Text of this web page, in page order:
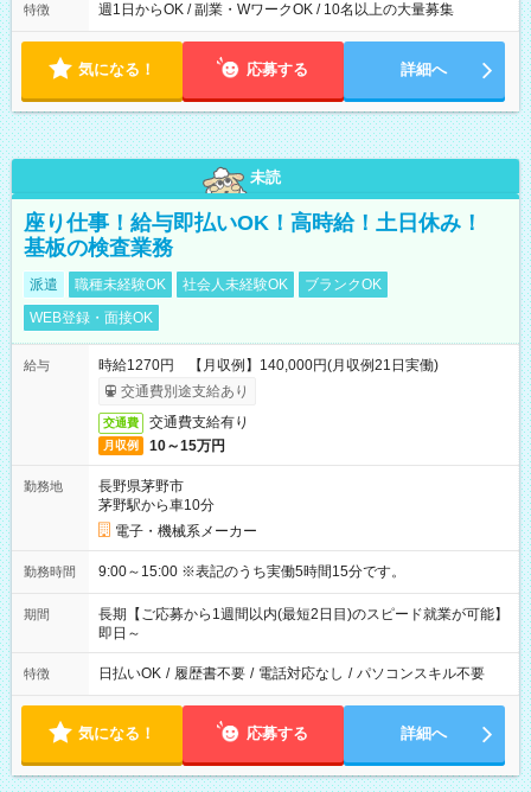
特徴 週1日からOK / 副業・WワークOK / 10名以上の大量募集
気になる！ 応募する 詳細へ
未読
座り仕事！給与即払いOK！高時給！土日休み！
基板の検査業務
派遣 職種未経験OK 社会人未経験OK
ブランクOK
WEB登録・面接OK
給与
時給1270円 【月収例】140,000円(月収例21日実働)
交通費別途支給あり
交通費 交通費支給有り
月収例 10～15万円
勤務地
長野県茅野市
茅野駅から車10分
電子・機械系メーカー
勤務時間 9:00～15:00 ※表記のうち実働5時間15分です。
期間
長期【ご応募から1週間以内(最短2日目)のスピード就業が可能】
即日～
特徴 日払いOK / 履歴書不要 / 電話対応なし / パソコンスキル不要
気になる！ 応募する 詳細へ